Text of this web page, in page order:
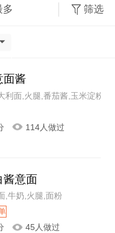
多 筛选
面酱
利面,火腿,番茄酱,玉米淀粉
114人做过
酱意面
,牛奶,火腿,面粉
45人做过